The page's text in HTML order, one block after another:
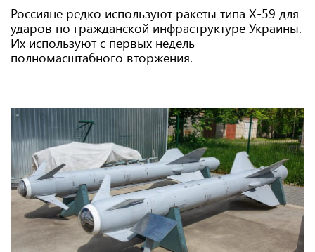
Россияне редко используют ракеты типа Х-59 для
ударов по гражданской инфраструктуре Украины.
Их используют с первых недель
полномасштабного вторжения.